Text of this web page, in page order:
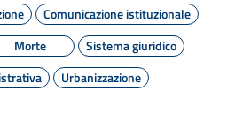
Comunicazione istituzionale
Morte
Sistema giuridico
Urbanizzazione